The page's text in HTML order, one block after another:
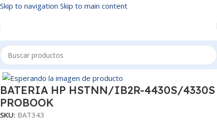
Skip to navigation Skip to main content
Inicio/BATERIAS
Click to enlarge
BATERIA HP HSTNN/IB2R-4430S/4330S
PROBOOK
SKU: BAT343